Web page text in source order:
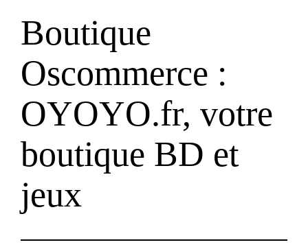
Boutique
Oscommerce :
OYOYO.fr, votre
boutique BD et
jeux